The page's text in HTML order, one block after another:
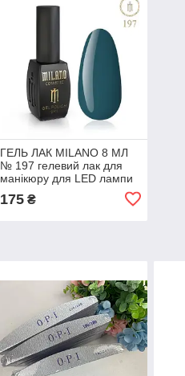
ГЕЛЬ ЛАК MILANO 8 МЛ
№ 197 гелевий лак для
манікюру для LED лампи
175₴